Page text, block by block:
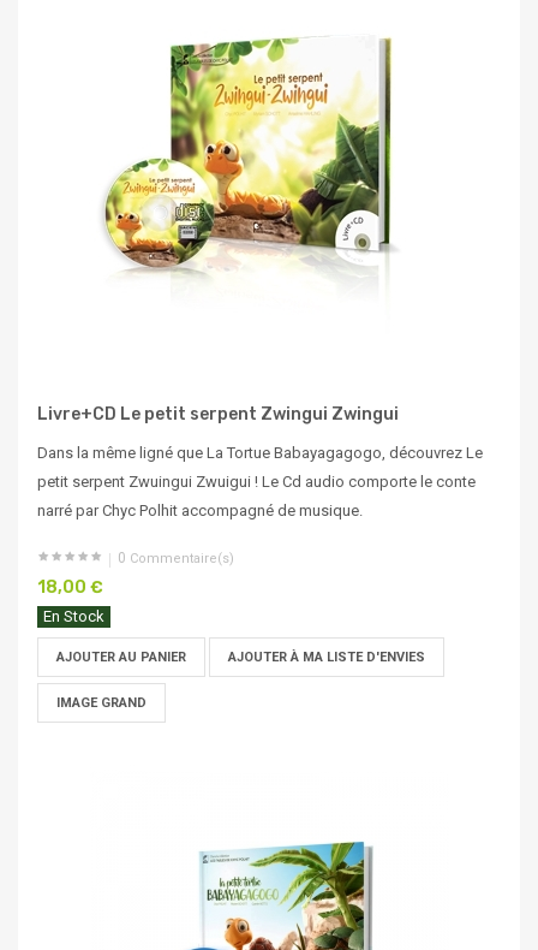
Livre+CD Le petit serpent Zwingui Zwingui
Dans la même ligné que La Tortue Babayagagogo, découvrez Le
petit serpent Zwuingui Zwuigui ! Le Cd audio comporte le conte
narré par Chyc Polhit accompagné de musique.
0 Commentaire(s)
18,00 €
En Stock
AJOUTER AU PANIER AJOUTER À MA LISTE D'ENVIES
IMAGE GRAND